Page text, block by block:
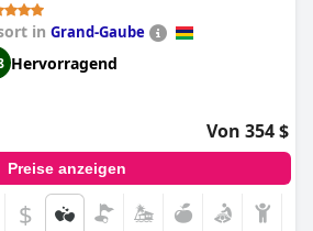
in Grand-Gaube
Hervorragend
Von 354 $
Preise anzeigen
$